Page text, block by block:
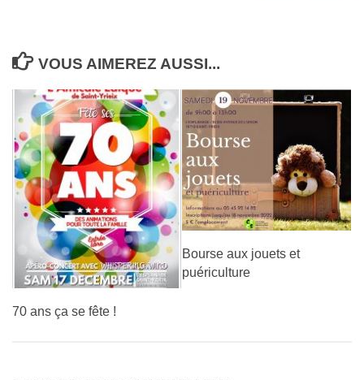
VOUS AIMEREZ AUSSI...
70 ans ça se fête !
Bourse aux jouets et
puériculture